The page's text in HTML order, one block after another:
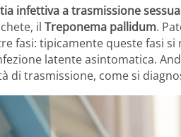
infettiva a trasmissione
il Treponema pallidum.
fasi: tipicamente queste fasi
latente asintomatica.
di trasmissione, come si